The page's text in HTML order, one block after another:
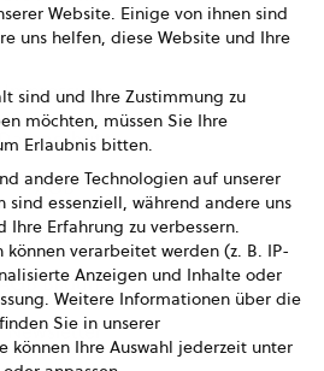
Presse
Impressum
Datenschutz
AGB
GmbH
Bildung
Newsletter
Website. Einige von ihnen sind
uns helfen, diese Website und Ihre
sind und Ihre Zustimmung zu
möchten, müssen Sie Ihre
Erlaubnis bitten.
andere Technologien auf unserer
sind essenziell, während andere uns
Ihre Erfahrung zu verbessern.
können verarbeitet werden (z. B. IP-
Anzeigen und Inhalte oder
Weitere Informationen über die
Sie in unserer
können Ihre Auswahl jederzeit unter